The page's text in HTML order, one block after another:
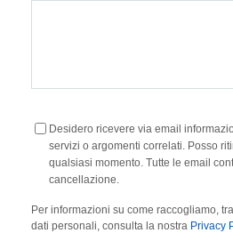
Desidero ricevere via email
servizi o argomenti correlati. Posso
qualsiasi momento. Tutte le email
cancellazione.
Per informazioni su come raccogliamo,
dati personali, consulta la nostra Privacy